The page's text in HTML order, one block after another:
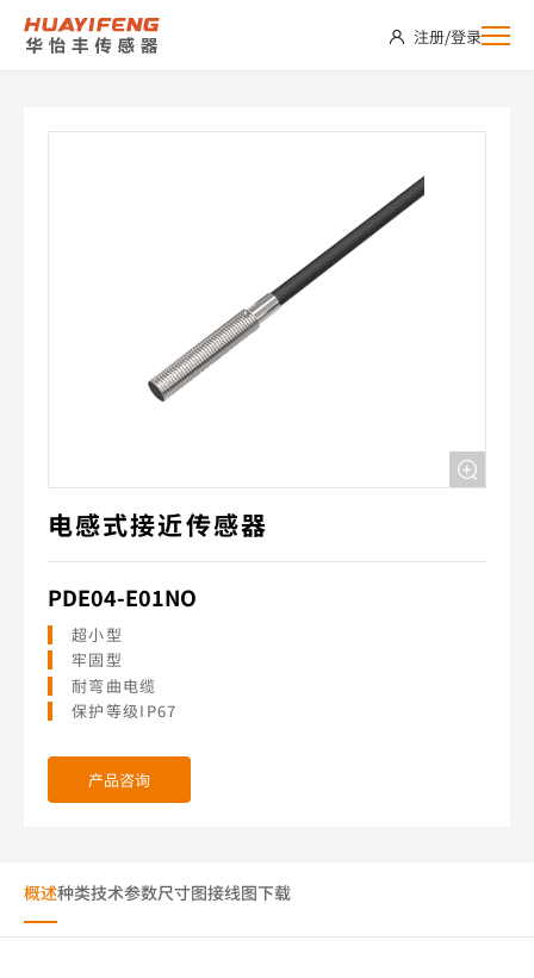
PDE04-
E01NO
注册/登录
电感式接近传感器
PDE04-E01NO
超小型
牢固型
耐弯曲电缆
保护等级IP67
产品咨询
概述种类技术参数尺寸图接线图下载